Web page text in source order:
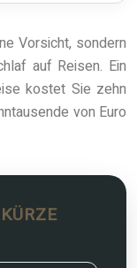
Vorsicht, sondern
auf Reisen. Ein
kostet Sie zehn
von Euro